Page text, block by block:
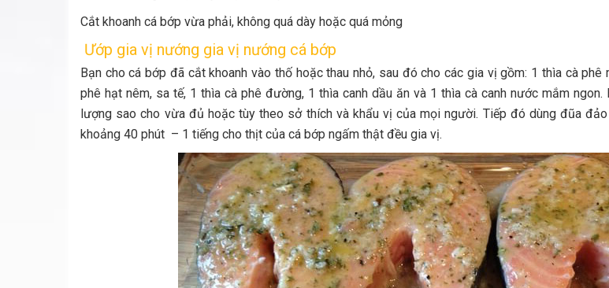
Cắt khoanh cá bớp vừa phải, không quá dày hoặc quá mỏng
Ướp gia vị nướng gia vị nướng cá bớp
Bạn cho cá bớp đã cắt khoanh vào thố hoặc thau nhỏ, sau đó cho các gia vị gồm: 1 thìa cà phê
phê hạt nêm, sa tế, 1 thìa cà phê đường, 1 thìa canh dầu ăn và 1 thìa cà canh nước mắm ngon.
lượng sao cho vừa đủ hoặc tùy theo sở thích và khẩu vị của mọi người. Tiếp đó dùng đũa
khoảng 40 phút – 1 tiếng cho thịt của cá bớp ngấm thật đều gia vị.